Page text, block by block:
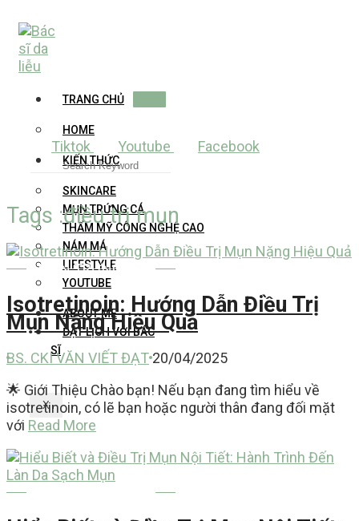
content
TRANG CHỦ
HOME
KIẾN THỨC
SKINCARE
MỤN TRỨNG CÁ
THẨM MỸ CÔNG NGHỆ CAO
NÁM MÁ
LIFESTYLE
YOUTUBE
ABOUT ME
ĐẶT LỊCH VỚI BÁC
SĨ
X
Tiktok Youtube Facebook
Tags :điều trị mụn
MỤN TRỨNG CÁ
Isotretinoin: Hướng Dẫn Điều Trị
Mụn Nặng Hiệu Quả
BS. CKI VĂN VIẾT ĐẠT 20/04/2025
🌟 Giới Thiệu Chào bạn! Nếu bạn đang tìm hiểu về
isotretinoin, có lẽ bạn hoặc người thân đang đối mặt
với Read More